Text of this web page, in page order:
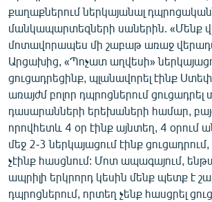
քաղաքներում ներկայանալ
մանկապարտեզների սաներին. «Մենք
մոտավորապես մի շաբաթ առաջ
Արցախից, «Պոչատ աղվեսի»
ցուցադրեցինք, պլանավորել էինք
առայժմ բոլոր դպրոցներում
դասարանների երեխաների համար,
որովհետև 4 օր էինք այնտեղ, 4 օրում
մեջ 2-3 ներկայացում էինք ցուցադրում,
չէինք հասցնում: Մոտ ապագայում,
ապրիլի երկրորդ կեսին մենք պետք է
դպրոցներում, որտեղ չենք հասցրել